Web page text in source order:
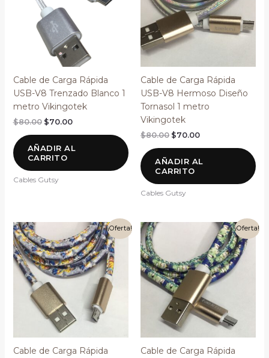
Cable de Carga Rápida
USB-V8 Trenzado Blanco 1
metro Vikingotek
$80.00 $70.00
AÑADIR AL
CARRITO
Cables Gutsy
Cable de Carga Rápida
USB-V8 Hermoso Diseño
Tornasol 1 metro
Vikingotek
$80.00 $70.00
AÑADIR AL
CARRITO
Cables Gutsy
¡Oferta!
Cable de Carga Rápida
precio
original
era:
$90.00.
precio
actual
es:
$80.00.
¡Oferta!
Cable de Carga Rápida
$80.00.
precio
actual
es:
$70.00.